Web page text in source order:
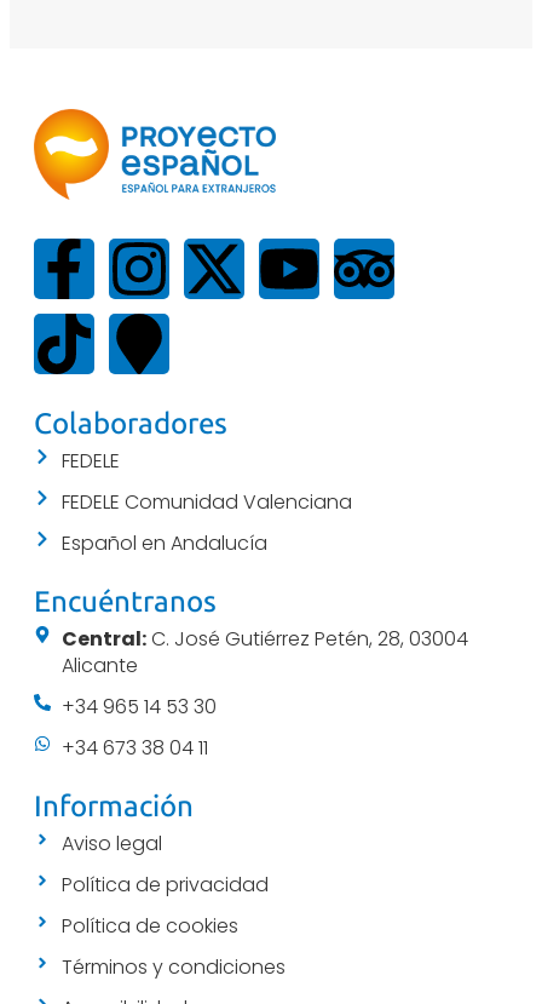
Colaboradores
FEDELE
FEDELE Comunidad Valenciana
Español en Andalucía
Encuéntranos
Central:C. José Gutiérrez Petén, 28, 03004
Alicante
+34 965 14 53 30
+34 673 38 04 11
Información
Aviso legal
Política de privacidad
Política de cookies
Términos y condiciones